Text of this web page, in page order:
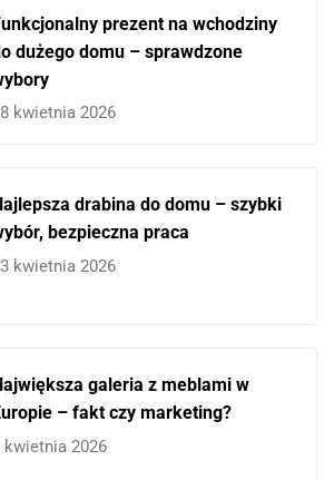
prezent na wchodziny
dużego domu – sprawdzone
kwietnia 2026
drabina do domu – szybki
bezpieczna praca
kwietnia 2026
galeria z meblami w
– fakt czy marketing?
kwietnia 2026